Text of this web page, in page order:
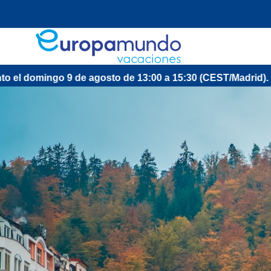
agosto de 13:00 a 15:30 (CEST/Madrid).